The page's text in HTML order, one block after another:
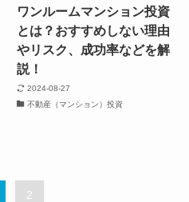
ワンルームマンション投資
とは？おすすめしない理由
やリスク、成功率などを解
説！
2024-08-27
不動産（マンション）投資
2